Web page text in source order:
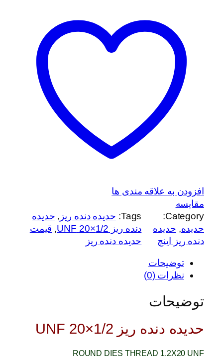
2
0
U
N
F
افزودن به علاقه مندی ها
مقایسه
Category:
حدیده, حدیده
دنده ریز اینچ
Tags: حدیده دنده ریز , حدیده
دنده ریز 1/2×20 UNF
, قیمت
حدیده دنده ریز
توضیحات
نظرات (0)
توضیحات
حدیده دنده ریز 1/2×20 UNF
ROUND DIES THREAD 1.2X20 UNF